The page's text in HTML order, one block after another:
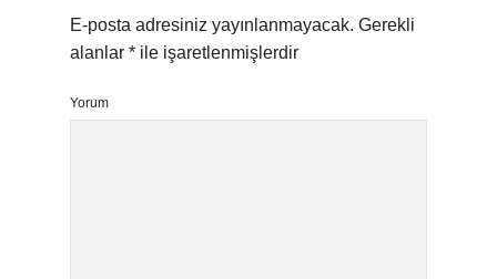
E-posta adresiniz yayınlanmayacak. Gerekli
alanlar * ile işaretlenmişlerdir
Yorum